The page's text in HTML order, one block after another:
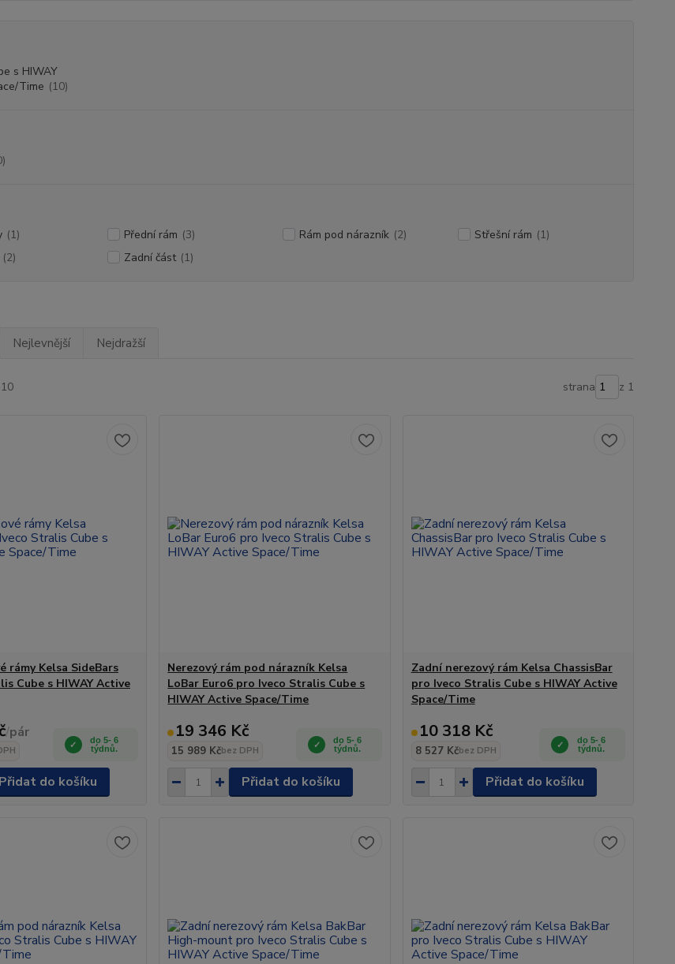
s HIWAY
Time (10)
(1) Přední rám (3) Rám pod nárazník (2) Střešní rám (1)
(2) Zadní část (1)
Nejlevnější Nejdražší
strana z 1
rámy Kelsa SideBars
Cube s HIWAY Active
/pár
do 5- 6
týdnů.
Přidat do košíku
Nerezový rám pod nárazník Kelsa
LoBar Euro6 pro Iveco Stralis Cube s
HIWAY Active Space/Time
19 346 Kč
15 989 Kčbez DPH
do 5- 6
týdnů.
Přidat do košíku
Zadní nerezový rám Kelsa ChassisBar
pro Iveco Stralis Cube s HIWAY Active
Space/Time
10 318 Kč
8 527 Kčbez DPH
do 5- 6
týdnů.
Přidat do košíku